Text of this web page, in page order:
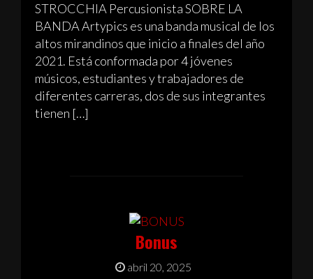
STROCCHIA Percusionista SOBRE LA
BANDA Artypics es una banda musical de los
altos mirandinos que inicio a finales del año
2021. Está conformada por 4 jóvenes
músicos, estudiantes y trabajadores de
diferentes carreras, dos de sus integrantes
tienen […]
Bonus
abril 20, 2025